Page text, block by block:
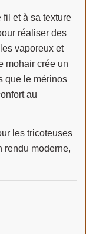
et à sa texture
réaliser des
vaporeux et
mohair crée un
que le mérinos
au
les tricoteuses
rendu moderne,